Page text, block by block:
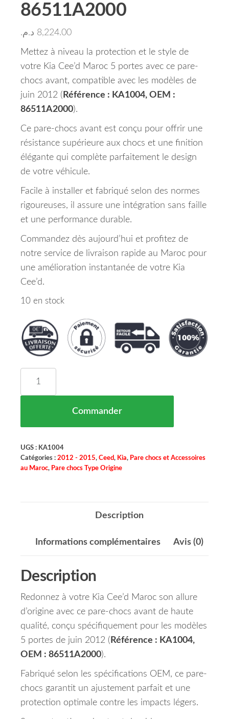
86511A2000
8,224.00 د.م.
Mettez à niveau la protection et le style de
votre Kia Cee’d Maroc 5 portes avec ce pare-
chocs avant, compatible avec les modèles de
juin 2012 ( Référence : KA1004, OEM :
86511A2000).
Ce pare-chocs avant est conçu pour offrir une
résistance supérieure aux chocs et une finition
élégante qui complète parfaitement le design
de votre véhicule.
Facile à installer et fabriqué selon des normes
rigoureuses, il assure une intégration sans faille
et une performance durable.
Commandez dès aujourd’hui et profitez de
notre service de livraison rapide au Maroc pour
une amélioration instantanée de votre Kia
Cee’d.
10 en stock
Commander
UGS : KA1004
Catégories : 2012 - 2015, Ceed, Kia, Pare chocs et Accessoires
au Maroc, Pare chocs Type Origine
Description
Informations complémentaires Avis (0)
Description
Redonnez à votre Kia Cee’d Maroc son allure
d’origine avec ce pare-chocs avant de haute
qualité, conçu spécifiquement pour les modèles
5 portes de juin 2012 ( Référence : KA1004,
OEM : 86511A2000).
Fabriqué selon les spécifications OEM, ce pare-
chocs garantit un ajustement parfait et une
protection optimale contre les impacts légers.